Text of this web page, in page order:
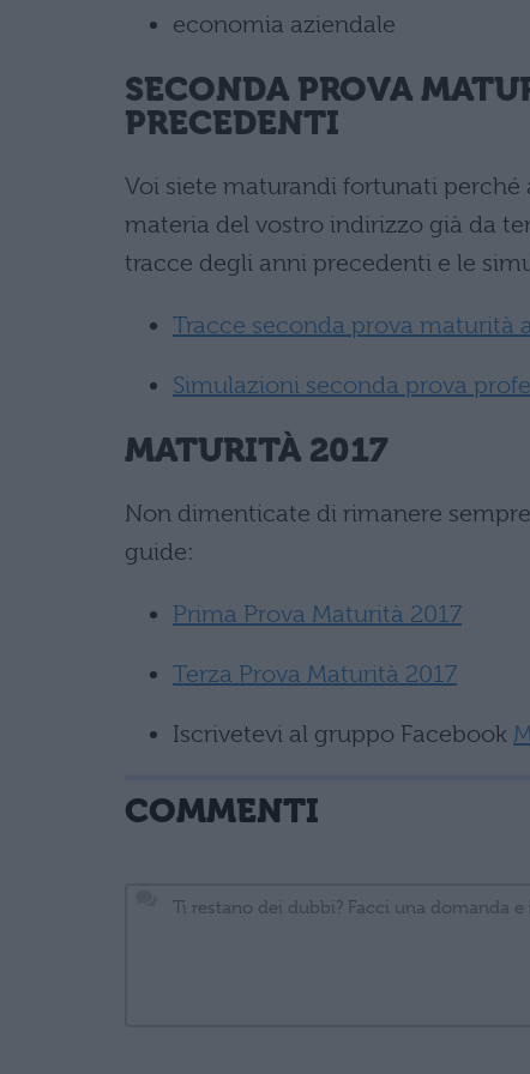
economia aziendale
SECONDA PROVA
PRECEDENTI
Voi siete maturandi fortunati
materia del vostro indirizzo già da
tracce degli anni precedenti e le
Tracce seconda prova maturità
Simulazioni seconda prova
MATURITÀ 2017
Non dimenticate di rimanere
guide:
Prima Prova Maturità 2017
Terza Prova Maturità 2017
Iscrivetevi al gruppo Facebook
COMMENTI